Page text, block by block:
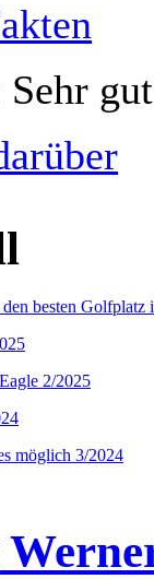
Sehr
besten
2/2025
möglich 3/2024